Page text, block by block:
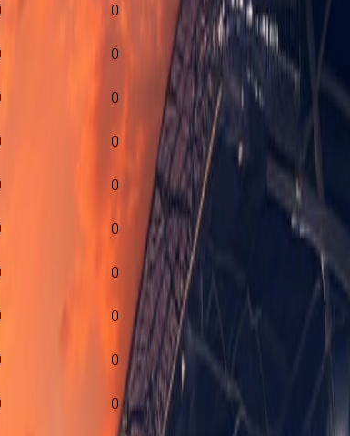
0
0
0
0
0
0
0
0
0
0